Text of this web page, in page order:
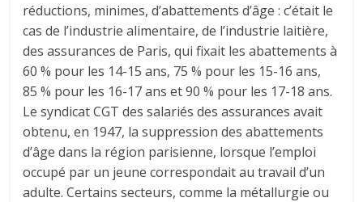
réductions, minimes, d’abattements d’âge : c’était le
cas de l’industrie alimentaire, de l’industrie laitière,
des assurances de Paris, qui fixait les abattements à
60 % pour les 14-15 ans, 75 % pour les 15-16 ans,
85 % pour les 16-17 ans et 90 % pour les 17-18 ans.
Le syndicat CGT des salariés des assurances avait
obtenu, en 1947, la suppression des abattements
d’âge dans la région parisienne, lorsque l’emploi
occupé par un jeune correspondait au travail d’un
adulte. Certains secteurs, comme la métallurgie ou